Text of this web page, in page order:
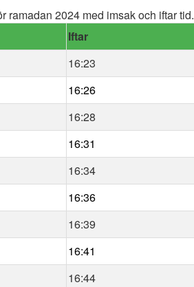
ramadan 2024 med imsak och iftar tid.
Iftar
16:23
16:26
16:28
16:31
16:34
16:36
16:39
16:41
16:44